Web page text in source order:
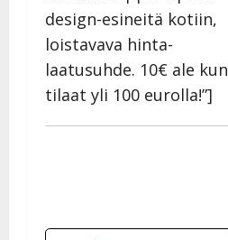
design-esineitä kotiin,
loistavava hinta-
laatusuhde. 10€ ale kun
tilaat yli 100 eurolla!”]